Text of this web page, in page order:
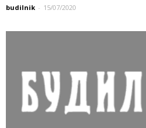
budilnik - 15/07/2020